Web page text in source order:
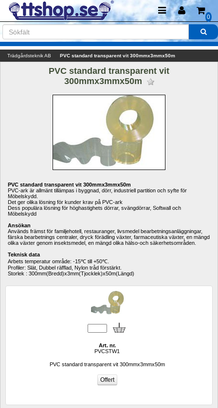
0
Trädgårdsteknik AB PVC standard transparent vit 300mmx3mmx50m
PVC standard transparent vit
300mmx3mmx50m
PVC standard transparent vit 300mmx3mmx50m
PVC-ark är allmänt tillämpas i byggnad, dörr, industriell partition och syfte för
Möbelskydd.
Det ger olika lösning för kunder krav på PVC-ark
Dess populära lösning för höghastighets dörrar, svängdörrar, Softwall och
Möbelskydd
Ansökan
Används främst för familjehotell, restauranger, livsmedel bearbetningsanläggningar,
färska bearbetnings centraler, dryck förädling växter, farmaceutiska växter, en mängd
olika växter genom insektsmedel, en mängd olika hälso-och säkerhetsområden.
Teknisk data
Arbets temperatur område: -15℃ till +50℃.
Profiler: Slät, Dubbel räfflad, Nylon tråd förstärkt.
Storlek : 300mm(Bredd)x3mm(Tjocklek)x50m(Längd)
Art. nr.
PVCSTW1
PVC standard transparent vit 300mmx3mmx50m